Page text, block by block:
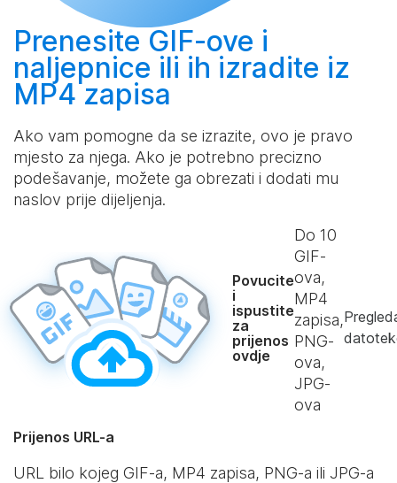
Prenesite GIF-ove i
naljepnice ili ih izradite iz
MP4 zapisa
Ako vam pomogne da se izrazite, ovo je pravo
mjesto za njega. Ako je potrebno precizno
podešavanje, možete ga obrezati i dodati mu
naslov prije dijeljenja.
Povucite
i
ispustite
za
prijenos
ovdje
Do 10
GIF-
ova,
MP4
zapisa,
PNG-
ova,
JPG-
ova
Prijenos URL-a
URL bilo kojeg GIF-a, MP4 zapisa, PNG-a ili JPG-a